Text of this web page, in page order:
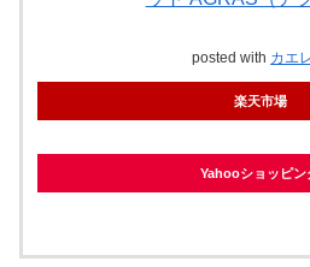
posted with カエ
楽天市場
Yahooショッピン